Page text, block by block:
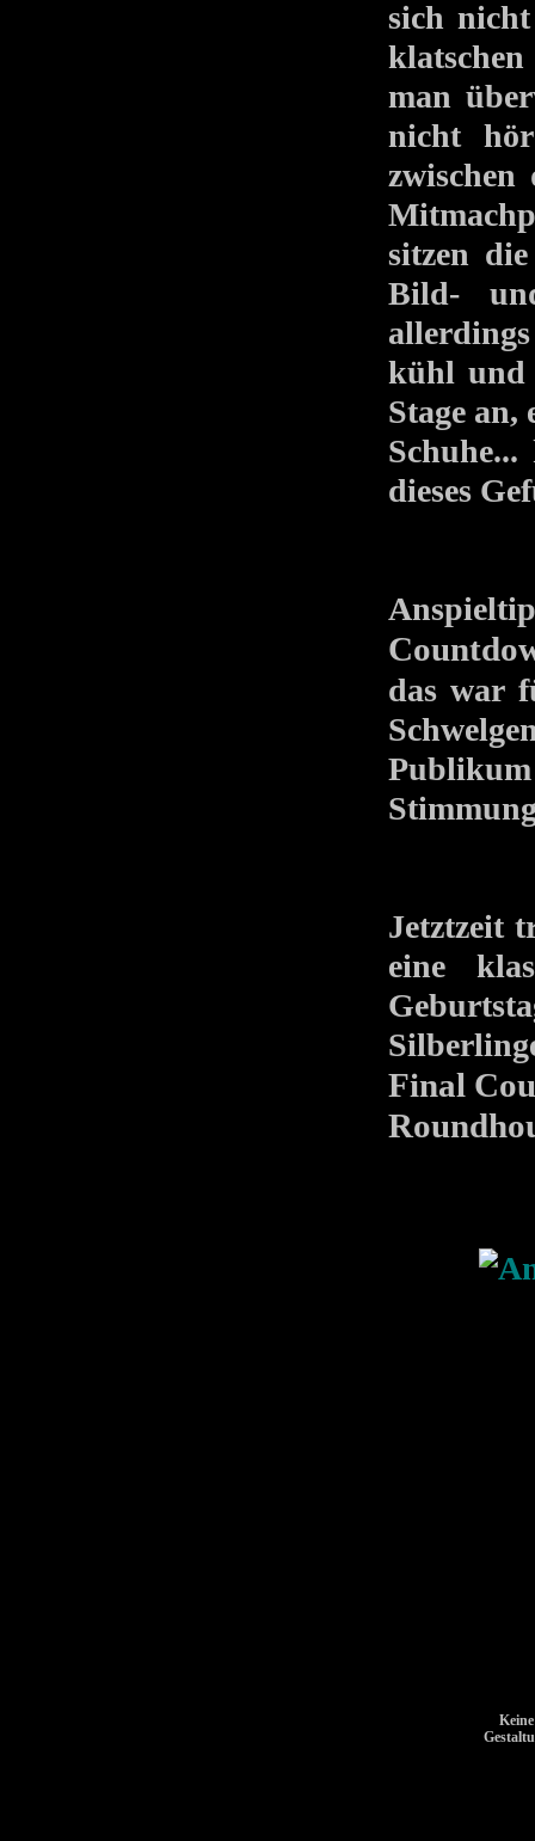
sich
man
nicht
sitzen
Bild-
kühl und
Stage
dieses
das war
Jetztzeit
eine
Final